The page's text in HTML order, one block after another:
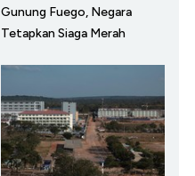
Gunung Fuego, Negara
Tetapkan Siaga Merah